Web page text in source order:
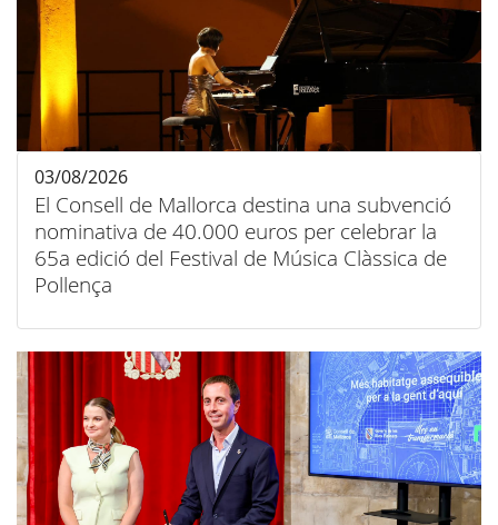
El Consell de Mallorca destina una subvenció
nominativa de 40.000 euros per celebrar la
65a edició del Festival de Música Clàssica de
Pollença
03/08/2026